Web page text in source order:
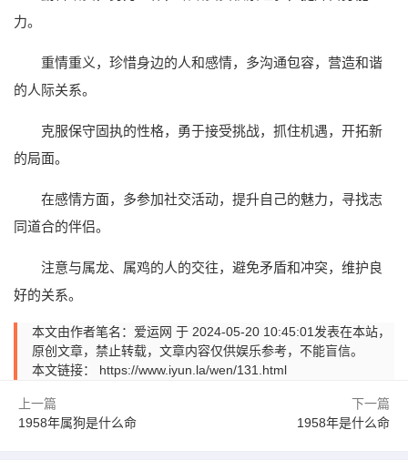
力。
重情重义，珍惜身边的人和感情，多沟通包容，营造和谐
的人际关系。
克服保守固执的性格，勇于接受挑战，抓住机遇，开拓新
的局面。
在感情方面，多参加社交活动，提升自己的魅力，寻找志
同道合的伴侣。
注意与属龙、属鸡的人的交往，避免矛盾和冲突，维护良
好的关系。
本文由作者笔名：爱运网 于 2024-05-20 10:45:01发表在本站，
原创文章，禁止转载，文章内容仅供娱乐参考，不能盲信。
本文链接： https://www.iyun.la/wen/131.html
上一篇
1958年属狗是什么命
下一篇
1958年是什么命